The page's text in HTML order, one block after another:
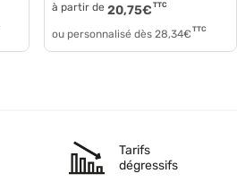
à partir de 20,75€ TTC
ou personnalisé dès 28,34€ TTC
Tarifs
dégressifs